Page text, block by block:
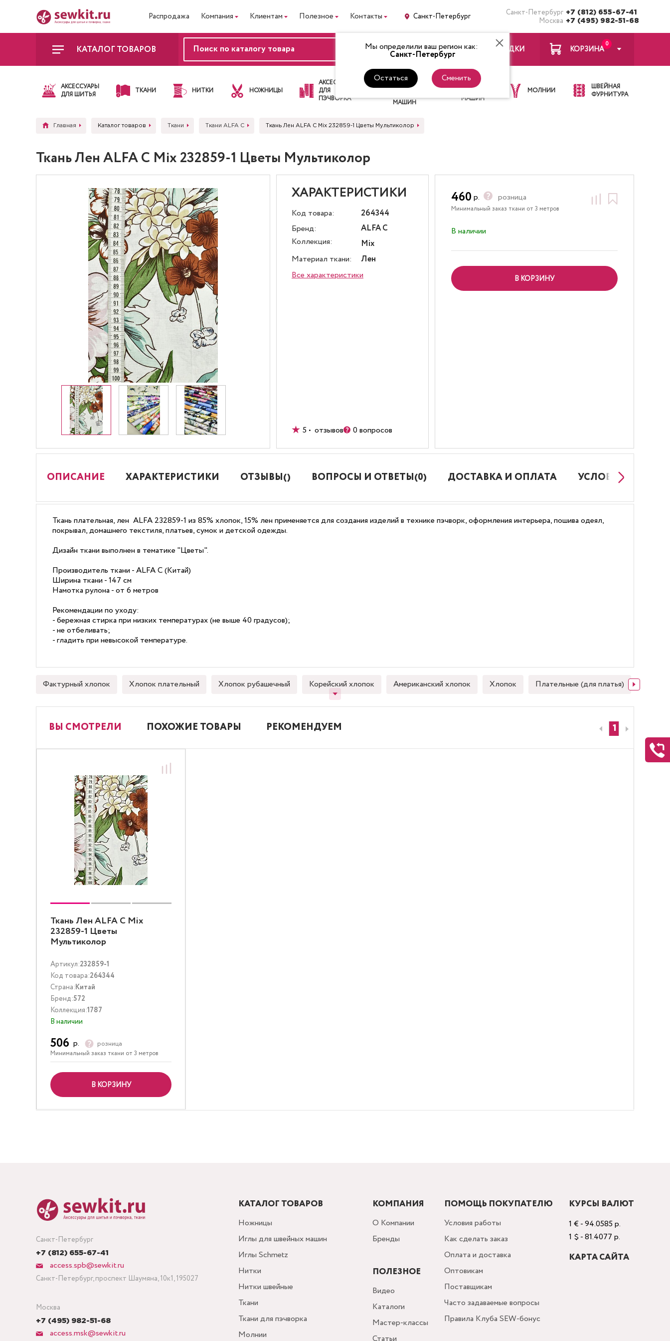
Распродажа Компания Клиентам Полезное Контакты Санкт-Петербург Санкт-Петербург +7 (812) 655-67-41
Москва +7 (495) 982-51-68
Мы определили ваш регион как:
Санкт-Петербург
Остаться Сменить
КАТАЛОГ ТОВАРОВ ВХОД ЗАКЛАДКИ
0
КОРЗИНА
АКСЕССУАРЫ
ДЛЯ ШИТЬЯ
ТКАНИ НИТКИ НОЖНИЦЫ
АКСЕССУАРЫ
ДЛЯ
ПЭЧВОРКА
ЛАПКИ
ДЛЯ
МАШИН
ИГЛЫ ДЛЯ
ШВЕЙНЫХ
МАШИН
МОЛНИИ
ШВЕЙНАЯ
ФУРНИТУРА
Главная Каталог товаров Ткани Ткани ALFA C Ткань Лен ALFA C Mix 232859-1 Цветы Мультиколор
Ткань Лен ALFA C Mix 232859-1 Цветы Мультиколор
ХАРАКТЕРИСТИКИ
Код товара:
264344
Бренд:
ALFA C
Коллекция:
Mix
Материал ткани:
Лен
Все характеристики
5 • отзывов 0 вопросов
460 р. розница
Минимальный заказ ткани от 3 метров
В наличии
В КОРЗИНУ
ОПИСАНИЕ ХАРАКТЕРИСТИКИ ОТЗЫВЫ() ВОПРОСЫ И ОТВЕТЫ(0) ДОСТАВКА И ОПЛАТА УСЛОВИЯ РАБОТЫ
Ткань плательная, лен ALFA 232859-1 из 85% хлопок, 15% лен применяется для создания изделий в технике пэчворк, оформления интерьера, пошива одеял,
покрывал, домашнего текстиля, платьев, сумок и детской одежды.
Дизайн ткани выполнен в тематике "Цветы".
Производитель ткани - ALFA С (Китай)
Ширина ткани - 147 см
Намотка рулона - от 6 метров
Рекомендации по уходу:
- бережная стирка при низких температурах (не выше 40 градусов);
- не отбеливать;
- гладить при невысокой температуре.
Фактурный хлопок Хлопок плательный Хлопок рубашечный Корейский хлопок Американский хлопок Хлопок Плательные (для платья)
ВЫ СМОТРЕЛИ ПОХОЖИЕ ТОВАРЫ РЕКОМЕНДУЕМ
Ткань Лен ALFA C Mix
232859-1 Цветы
Мультиколор
Артикул:232859-1
Код товара:264344
Страна:Китай
Бренд:572
Коллекция:1787
В наличии
506 р. розница
Минимальный заказ ткани от 3 метров
В КОРЗИНУ
1
Санкт-Петербург
+7 (812) 655-67-41
access.spb@sewkit.ru
Санкт-Петербург, проспект Шаумяна, 10к1, 195027
Москва
+7 (495) 982-51-68
access.msk@sewkit.ru
КАТАЛОГ ТОВАРОВ
Ножницы
Иглы для швейных машин
Иглы Schmetz
Нитки
Нитки швейные
Ткани
Ткани для пэчворка
Молнии
КОМПАНИЯ
О Компании
Бренды
ПОЛЕЗНОЕ
Видео
Каталоги
Мастер-классы
ПОМОЩЬ ПОКУПАТЕЛЮ
Условия работы
Как сделать заказ
Оплата и доставка
Оптовикам
Поставщикам
Часто задаваемые вопросы
Правила Клуба SEW-бонус
КУРСЫ ВАЛЮТ
1 € - 94.0585 р.
1 $ - 81.4077 р.
КАРТА САЙТА